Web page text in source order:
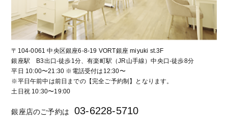
〒104-0061 中央区銀座6-8-19 VORT銀座 miyuki st.3F
銀座駅 B3出口-徒歩1分、有楽町駅（JR山手線）中央口-徒歩8分
平日 10:00〜21:30 ※電話受付は12:30〜
※平日午前中は前日までの【完全ご予約制】となります。
土日祝 10:30〜19:00
銀座店のご予約は 03-6228-5710